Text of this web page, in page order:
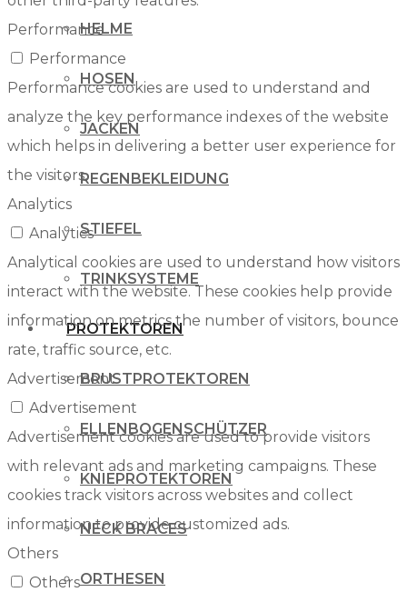
HELME
HOSEN
JACKEN
REGENBEKLEIDUNG
STIEFEL
TRINKSYSTEME
PROTEKTOREN
BRUSTPROTEKTOREN
ELLENBOGENSCHÜTZER
KNIEPROTEKTOREN
NECK BRACES
ORTHESEN
Performance
Performance
Performance cookies are used to understand and
analyze the key performance indexes of the website
which helps in delivering a better user experience for
the visitors.
Analytics
Analytics
Analytical cookies are used to understand how visitors
interact with the website. These cookies help provide
information on metrics the number of visitors, bounce
rate, traffic source, etc.
Advertisement
Advertisement
Advertisement cookies are used to provide visitors
with relevant ads and marketing campaigns. These
cookies track visitors across websites and collect
information to provide customized ads.
Others
Others